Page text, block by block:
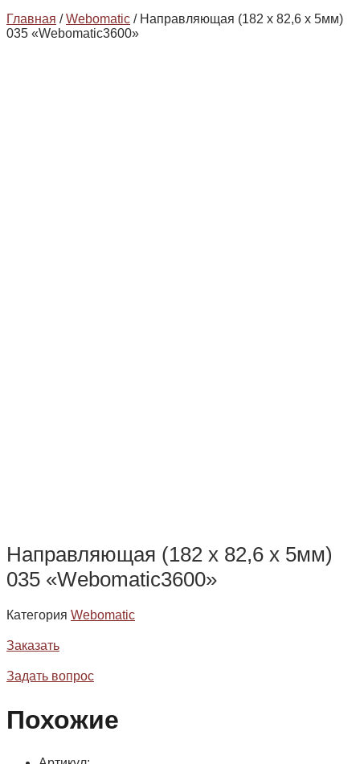
Главная /Webomatic / Направляющая (182 x 82,6 х 5мм)
035 «Webomatic3600»
Направляющая (182 x 82,6 х 5мм)
035 «Webomatic3600»
Категория Webomatic
Заказать
Задать вопрос
Похожие